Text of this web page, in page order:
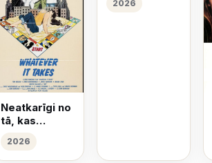
Neatkarīgi no
tā, kas
2026
2026